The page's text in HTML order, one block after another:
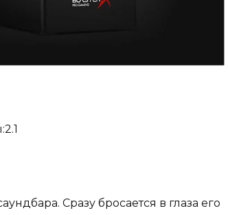
Сразу бросается в глаза его